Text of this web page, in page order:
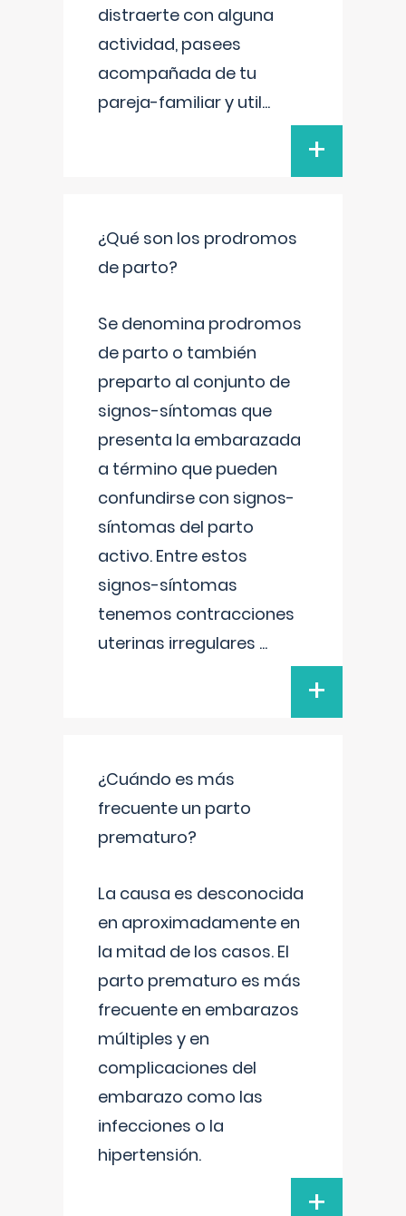
distraerte con alguna
actividad, pasees
acompañada de tu
pareja-familiar y util...
+
¿Qué son los prodromos
de parto?
Se denomina prodromos
de parto o también
preparto al conjunto de
signos-síntomas que
presenta la embarazada
a término que pueden
confundirse con signos-
síntomas del parto
activo. Entre estos
signos-síntomas
tenemos contracciones
uterinas irregulares ...
+
¿Cuándo es más
frecuente un parto
prematuro?
La causa es desconocida
en aproximadamente en
la mitad de los casos. El
parto prematuro es más
frecuente en embarazos
múltiples y en
complicaciones del
embarazo como las
infecciones o la
hipertensión.
+